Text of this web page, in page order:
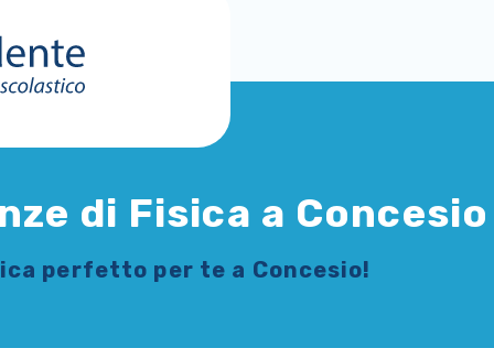
di Fisica a Concesio
perfetto per te a Concesio!